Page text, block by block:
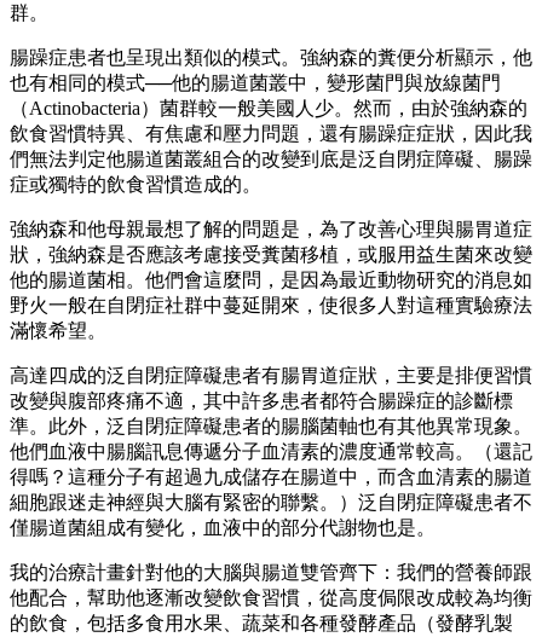
群。
腸躁症患者也呈現出類似的模式。強納森的糞便分析顯示，他
也有相同的模式──他的腸道菌叢中，變形菌門與放線菌門
（Actinobacteria）菌群較一般美國人少。然而，由於強納森的
飲食習慣特異、有焦慮和壓力問題，還有腸躁症症狀，因此我
們無法判定他腸道菌叢組合的改變到底是泛自閉症障礙、腸躁
症或獨特的飲食習慣造成的。
強納森和他母親最想了解的問題是，為了改善心理與腸胃道症
狀，強納森是否應該考慮接受糞菌移植，或服用益生菌來改變
他的腸道菌相。他們會這麼問，是因為最近動物研究的消息如
野火一般在自閉症社群中蔓延開來，使很多人對這種實驗療法
滿懷希望。
高達四成的泛自閉症障礙患者有腸胃道症狀，主要是排便習慣
改變與腹部疼痛不適，其中許多患者都符合腸躁症的診斷標
準。此外，泛自閉症障礙患者的腸腦菌軸也有其他異常現象。
他們血液中腸腦訊息傳遞分子血清素的濃度通常較高。（還記
得嗎？這種分子有超過九成儲存在腸道中，而含血清素的腸道
細胞跟迷走神經與大腦有緊密的聯繫。）泛自閉症障礙患者不
僅腸道菌組成有變化，血液中的部分代謝物也是。
我的治療計畫針對他的大腦與腸道雙管齊下：我們的營養師跟
他配合，幫助他逐漸改變飲食習慣，從高度侷限改成較為均衡
的飲食，包括多食用水果、蔬菜和各種發酵產品（發酵乳製